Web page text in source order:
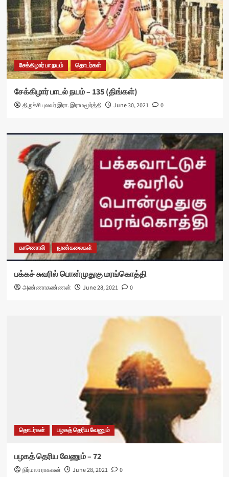
சேக்கிழார் பா நயம் தொடர்கள்
சேக்கிழார் பாடல் நயம் – 135 (திங்கள்)
திருச்சி புலவர் இரா. இராமமூர்த்தி June 30, 2021 0
காணொலி நுண்கலைகள்
பக்கச் சுவரில் பொன்முதுகு மரங்கொத்தி
அண்ணாகண்ணன் June 28, 2021 0
தொடர்கள் பழகத் தெரிய வேணும்
பழகத் தெரிய வேணும் – 72
நிர்மலா ராகவன் June 28, 2021 0